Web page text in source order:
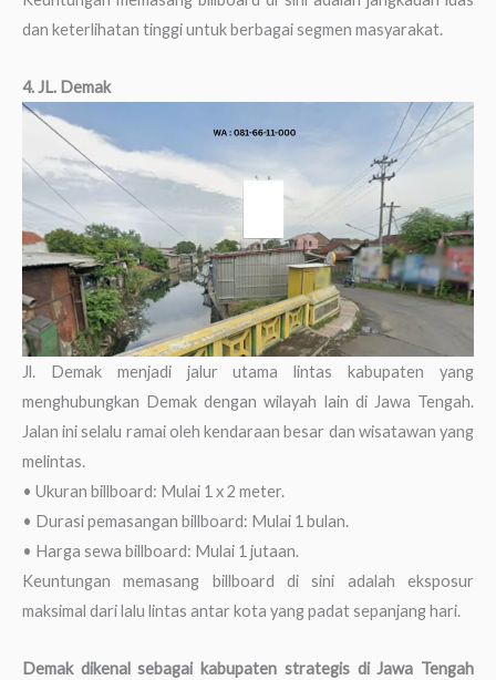
dan keterlihatan tinggi untuk berbagai segmen masyarakat.
4. JL. Demak
Jl. Demak menjadi jalur utama lintas kabupaten yang
menghubungkan Demak dengan wilayah lain di Jawa Tengah.
Jalan ini selalu ramai oleh kendaraan besar dan wisatawan yang
melintas.
• Ukuran billboard: Mulai 1 x 2 meter.
• Durasi pemasangan billboard: Mulai 1 bulan.
• Harga sewa billboard: Mulai 1 jutaan.
Keuntungan memasang billboard di sini adalah eksposur
maksimal dari lalu lintas antar kota yang padat sepanjang hari.
Demak dikenal sebagai kabupaten strategis di Jawa Tengah